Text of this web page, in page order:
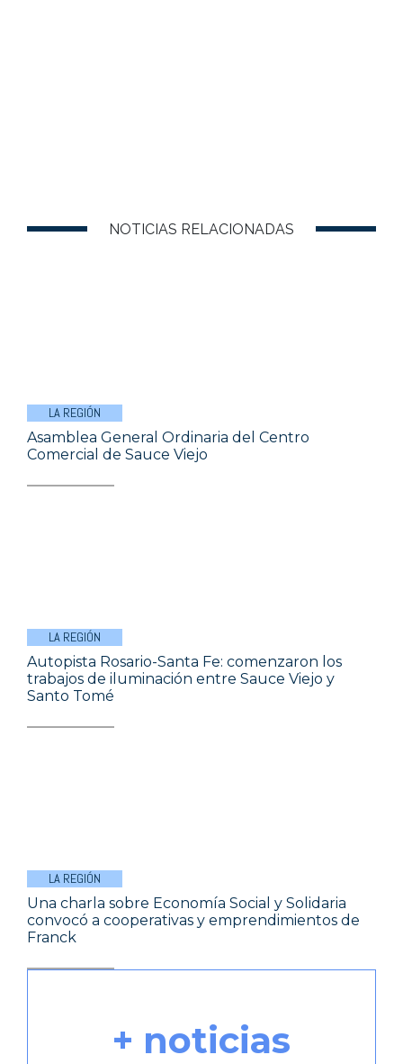
NOTICIAS RELACIONADAS
LA REGIÓN
Asamblea General Ordinaria del Centro
Comercial de Sauce Viejo
LA REGIÓN
Autopista Rosario-Santa Fe: comenzaron los
trabajos de iluminación entre Sauce Viejo y
Santo Tomé
LA REGIÓN
Una charla sobre Economía Social y Solidaria
convocó a cooperativas y emprendimientos de
Franck
+ noticias